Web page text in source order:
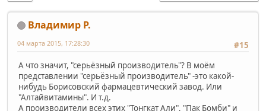
Владимир Р.
#15
04 марта 2015, 17:28:30
А что значит, "серьёзный производитель"? В моём
представлении "серьёзный производитель" -это какой-
нибудь Борисовский фармацевтический завод. Или
"Алтайвитамины". И т.д.
А производители всех этих "Тонгкат Али", "Пак Бомби" и